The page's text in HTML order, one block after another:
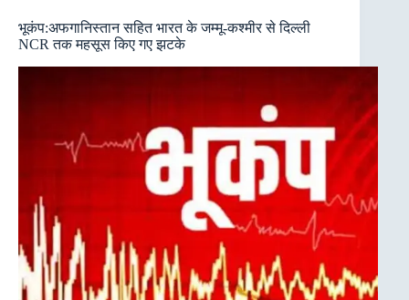
भूकंप:अफगानिस्तान सहित भारत के जम्मू-कश्मीर से दिल्ली
NCR तक महसूस किए गए झटके